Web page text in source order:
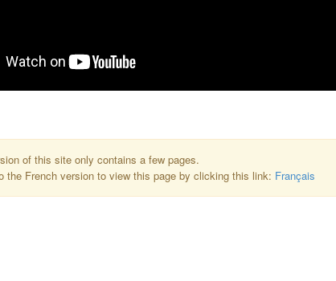
of this site only contains a few pages.
the French version to view this page by clicking this link: Français